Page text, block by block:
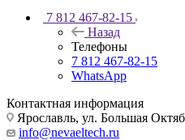
7 812 467-82-15
Назад
Телефоны
7 812 467-82-15
WhatsApp
Контактная информация
Ярославль, ул. Большая
info@nevaeltech.ru